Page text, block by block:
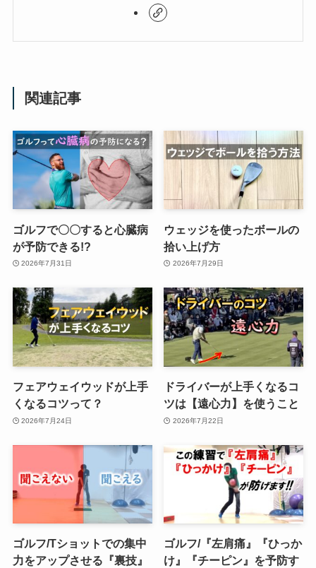
関連記事
ゴルフで〇〇すると心臓病
が予防できる!?
2026年7月31日
ウェッジを使ったボールの
拾い上げ方
2026年7月29日
フェアウェイウッドが上手
くなるコツって？
2026年7月24日
ドライバーが上手くなるコ
ツは【遠心力】を使うこと
2026年7月22日
ゴルフ/Tショットでの集中
力をアップさせる『裏技』
ゴルフ/『左肩痛』『ひっか
け』『チーピン』を予防す